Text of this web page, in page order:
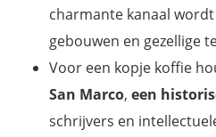
charmante kanaal
gebouwen en gezellige
Voor een kopje koffie
San Marco, een
schrijvers en